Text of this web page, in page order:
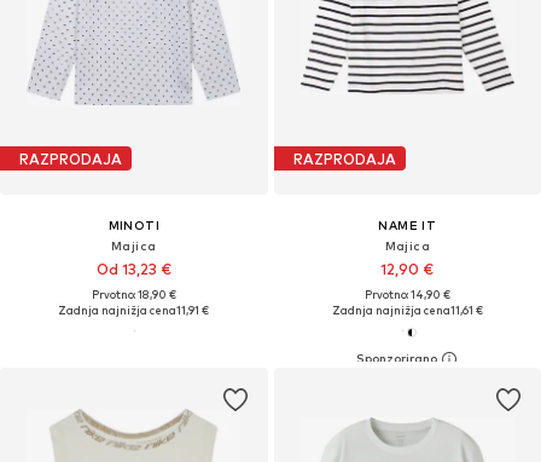
RAZPRODAJA
MINOTI
Majica
Od 13,23 €
Prvotno: 18,90 €
Zadnja najnižja cena11,91 €
RAZPRODAJA
NAME IT
Majica
12,90 €
Prvotno: 14,90 €
Zadnja najnižja cena11,61 €